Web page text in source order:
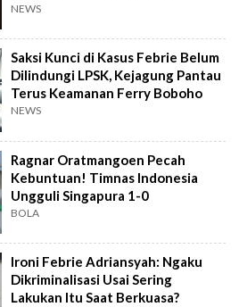
NEWS
Saksi Kunci di Kasus Febrie Belum
Dilindungi LPSK, Kejagung Pantau
Terus Keamanan Ferry Boboho
NEWS
Ragnar Oratmangoen Pecah
Kebuntuan! Timnas Indonesia
Ungguli Singapura 1-0
BOLA
Ironi Febrie Adriansyah: Ngaku
Dikriminalisasi Usai Sering
Lakukan Itu Saat Berkuasa?